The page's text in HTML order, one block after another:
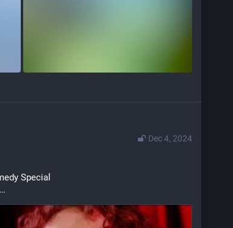
Dec 4, 2024
Special